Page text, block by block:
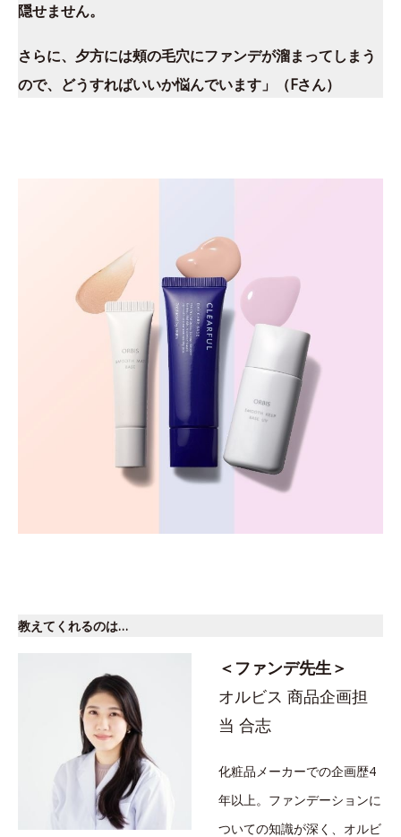
隠せません。
さらに、夕方には頰の毛穴にファンデが溜まってしまう
ので、どうすればいいか悩んでいます」（Fさん）
教えてくれるのは…
＜ファンデ先生＞
オルビス 商品企画担
当 合志
化粧品メーカーでの企画歴4
年以上。ファンデーションに
ついての知識が深く、オルビ